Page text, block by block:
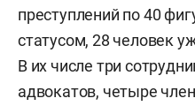
преступлений по 40
статусом, 28 человек
В их числе три
адвокатов, четыре